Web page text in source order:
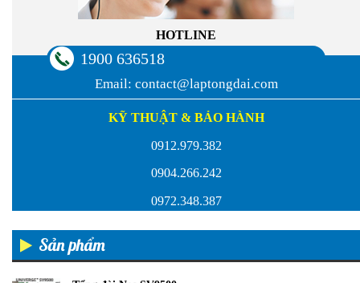
HOTLINE
1900 636518
Email: contact@laptongdai.com
KỸ THUẬT & BẢO HÀNH
0912.979.382
0904.266.242
0972.348.387
Sản phẩm